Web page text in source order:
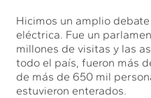
Hicimos un amplio
eléctrica. Fue un
millones de visitas y las
todo el país, fueron más
de más de 650 mil
estuvieron enterados.